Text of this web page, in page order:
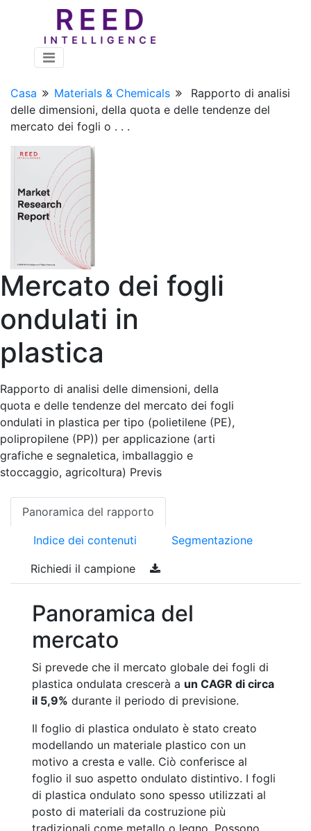
Casa Materials & Chemicals
Rapporto di analisi
delle dimensioni, della quota e delle tendenze del
mercato dei fogli o . . .
Mercato dei fogli
ondulati in
plastica
Rapporto di analisi delle dimensioni, della
quota e delle tendenze del mercato dei fogli
ondulati in plastica per tipo (polietilene (PE),
polipropilene (PP)) per applicazione (arti
grafiche e segnaletica, imballaggio e
stoccaggio, agricoltura) Previs
Panoramica del rapporto
Indice dei contenuti Segmentazione
Richiedi il campione
Panoramica del
mercato
Si prevede che il mercato globale dei fogli di
plastica ondulata crescerà a un CAGR di circa
il 5,9% durante il periodo di previsione.
Il foglio di plastica ondulato è stato creato
modellando un materiale plastico con un
motivo a cresta e valle. Ciò conferisce al
foglio il suo aspetto ondulato distintivo. I fogli
di plastica ondulato sono spesso utilizzati al
posto di materiali da costruzione più
tradizionali come metallo o legno. Possono